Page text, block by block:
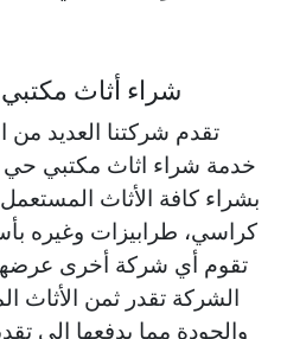
شراء أثاث مكتبي
تقدم شركتنا العديد من
خدمة شراء اثاث مكتبي حي
بشراء كافة الأثاث
كراسي، طرابيزات وغيره
تقوم أي شركة أخرى
الشركة تقدر ثمن الأثاث
والجودة مما يدفعها إلى